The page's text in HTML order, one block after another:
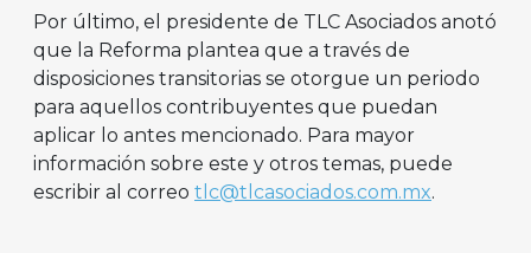
Por último, el presidente de TLC Asociados anotó
que la Reforma plantea que a través de
disposiciones transitorias se otorgue un periodo
para aquellos contribuyentes que puedan
aplicar lo antes mencionado. Para mayor
información sobre este y otros temas, puede
escribir al correo tlc@tlcasociados.com.mx.